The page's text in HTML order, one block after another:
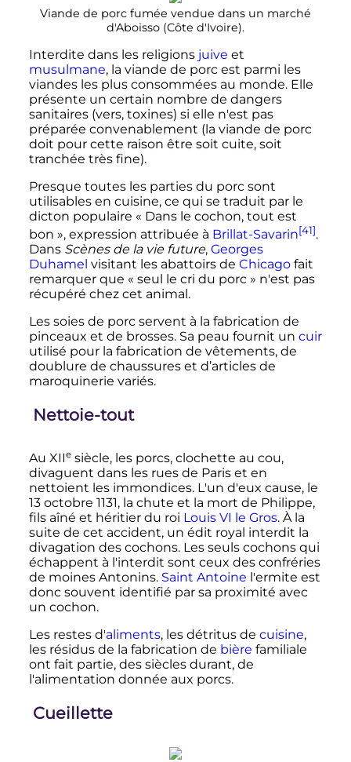
Viande de porc fumée vendue dans un marché
d'Aboisso (Côte d'Ivoire).
Interdite dans les religions juive et
musulmane, la viande de porc est parmi les
viandes les plus consommées au monde. Elle
présente un certain nombre de dangers
sanitaires (vers, toxines) si elle n'est pas
préparée convenablement (la viande de porc
doit pour cette raison être soit cuite, soit
tranchée très fine).
Presque toutes les parties du porc sont
utilisables en cuisine, ce qui se traduit par le
dicton populaire « Dans le cochon, tout est
bon », expression attribuée à Brillat-Savarin[41].
Dans Scènes de la vie future, Georges
Duhamel visitant les abattoirs de Chicagofait
remarquer que « seul le cri du porc » n'est pas
récupéré chez cet animal.
Les soies de porc servent à la fabrication de
pinceaux et de brosses. Sa peau fournit un cuir
utilisé pour la fabrication de vêtements, de
doublure de chaussures et d’articles de
maroquinerie variés.
Nettoie-tout
Au XIIe siècle, les porcs, clochette au cou,
divaguent dans les rues de Paris et en
nettoient les immondices. L'un d'eux cause, le
13 octobre 1131, la chute et la mort de Philippe,
fils aîné et héritier du roi Louis VI le Gros. À la
suite de cet accident, un édit royal interdit la
divagation des cochons. Les seuls cochons qui
échappent à l'interdit sont ceux des confréries
de moines Antonins. Saint Antoine l'ermite est
donc souvent identifié par sa proximité avec
un cochon.
Les restes d'aliments, les détritus de cuisine,
les résidus de la fabrication de bière familiale
ont fait partie, des siècles durant, de
l'alimentation donnée aux porcs.
Cueillette